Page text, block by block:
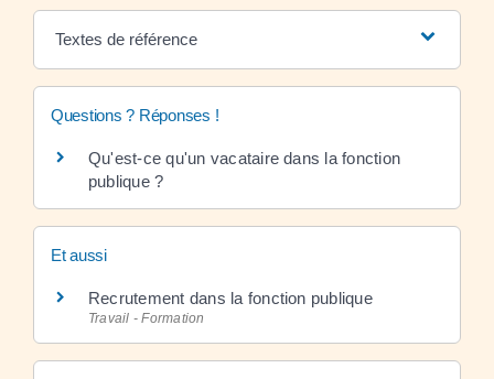
Textes de référence
Questions ? Réponses !
Qu'est-ce qu'un vacataire dans la fonction
publique ?
Et aussi
Recrutement dans la fonction publique
Travail - Formation